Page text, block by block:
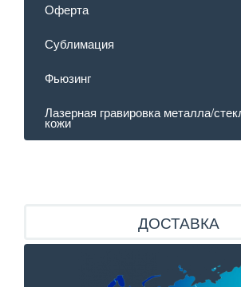
Оферта
Сублимация
Фьюзинг
Лазерная гравировка металла/
кожи
ДОСТАВКА